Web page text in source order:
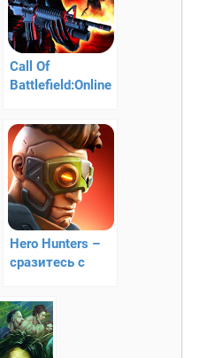
Call Of
Battlefield:Online
апокалипсис
Hero Hunters –
сразитесь с